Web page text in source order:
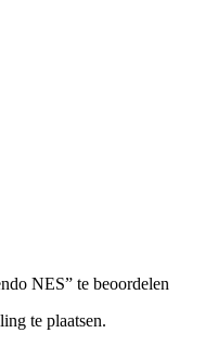
NES” te beoordelen
te plaatsen.